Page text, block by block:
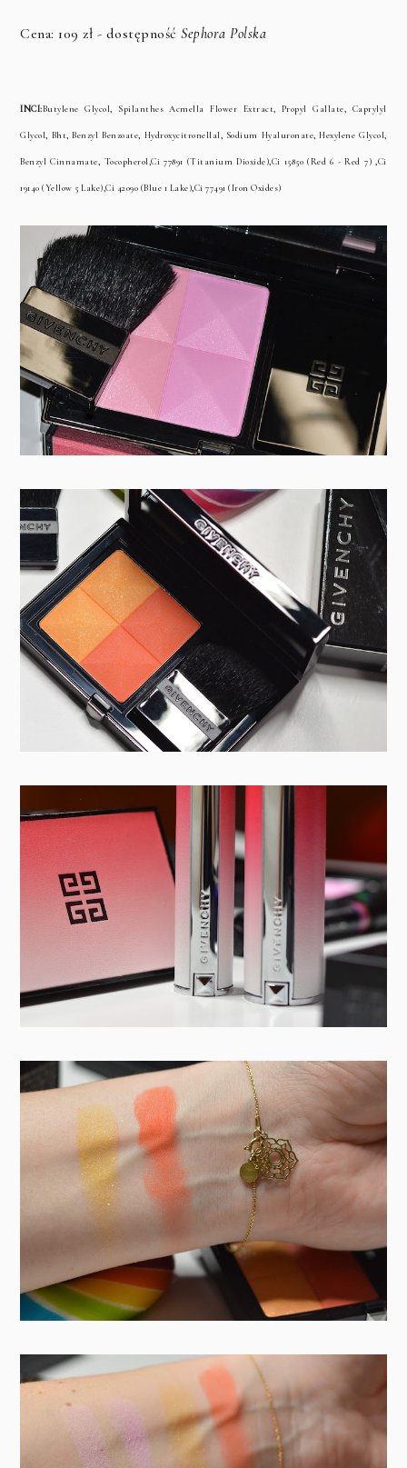
Cena: 109 zł - dostępnośćSephora Polska
INCI:Butylene Glycol, Spilanthes Acmella Flower Extract, Propyl Gallate, Caprylyl
Glycol, Bht, Benzyl Benzoate, Hydroxycitronellal, Sodium Hyaluronate, Hexylene Glycol,
Benzyl Cinnamate, Tocopherol,Ci 77891 (Titanium Dioxide),Ci 15850 (Red 6 - Red 7) ,Ci
19140 (Yellow 5 Lake),Ci 42090 (Blue 1 Lake),Ci 77491 (Iron Oxides)